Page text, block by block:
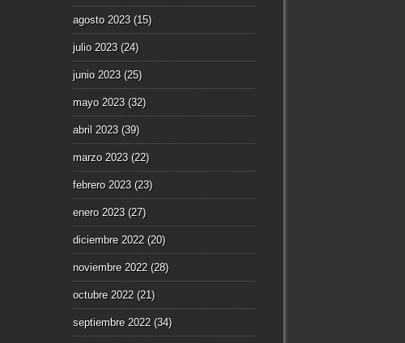
agosto 2023(15)
julio 2023(24)
junio 2023(25)
mayo 2023(32)
abril 2023(39)
marzo 2023(22)
febrero 2023(23)
enero 2023(27)
diciembre 2022 (20)
noviembre 2022 (28)
octubre 2022 (21)
septiembre 2022 (34)